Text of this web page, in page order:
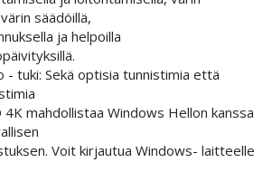
säädöillä,
ja helpoilla
- tuki: Sekä optisia tunnistimia että
mahdollistaa Windows Hellon kanssa
Voit kirjautua Windows- laitteelle